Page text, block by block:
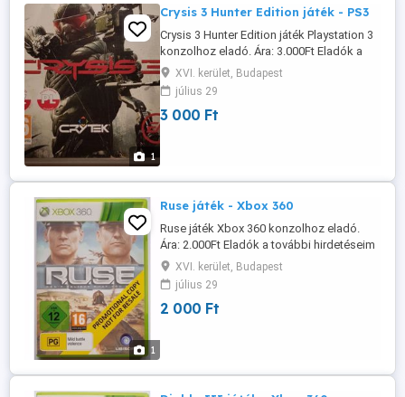
1
Crysis 3 Hunter Edition játék - PS3
Crysis 3 Hunter Edition játék Playstation 3
konzolhoz eladó. Ára: 3.000Ft Eladók a
további hirdetéseim alatt szereplő játékok
is. Több vásárlása esetén minden
továbbiból 500Ft kedvezmény. Személyes
átvétel Budapest XVI-ik kerület, Örs Vezér
XVI. kerület, Budapest
július 29
3 000 Ft
1
Ruse játék - Xbox 360
Ruse játék Xbox 360 konzolhoz eladó.
Ára: 2.000Ft Eladók a további hirdetéseim
alatt szereplő játékok is. Több vásárlása
esetén minden továbbiból 500Ft
kedvezmény. Személyes átvétel Budapest
XVI-ik kerület, Örs Vezér tértől nem
XVI. kerület, Budapest
július 29
2 000 Ft